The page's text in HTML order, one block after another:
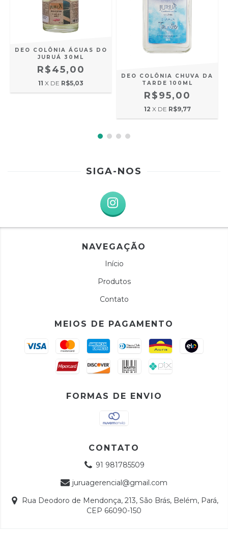
DEO COLÔNIA ÁGUAS DO
JURUÁ 30ML
R$45,00
11 X DE R$5,03
DEO COLÔNIA CHUVA DA
TARDE 100ML
R$95,00
12 X DE R$9,77
SIGA-NOS
NAVEGAÇÃO
Início
Produtos
Contato
MEIOS DE PAGAMENTO
FORMAS DE ENVIO
CONTATO
91 981785509
juruagerencial@gmail.com
Rua Deodoro de Mendonça, 213, São Brás, Belém, Pará,
CEP 66090-150